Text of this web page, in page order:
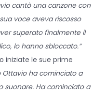
cantò una canzone con
voce aveva riscosso
superato finalmente il
lo hanno sbloccato.”
iniziate le sue prime
Ottavio ha cominciato a
suonare. Ha cominciato a